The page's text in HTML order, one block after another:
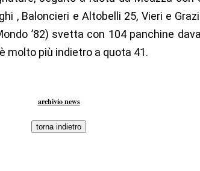
, Baloncieri e Altobelli 25, Vieri e
’82) svetta con 104 panchine
molto più indietro a quota 41.
archivio news